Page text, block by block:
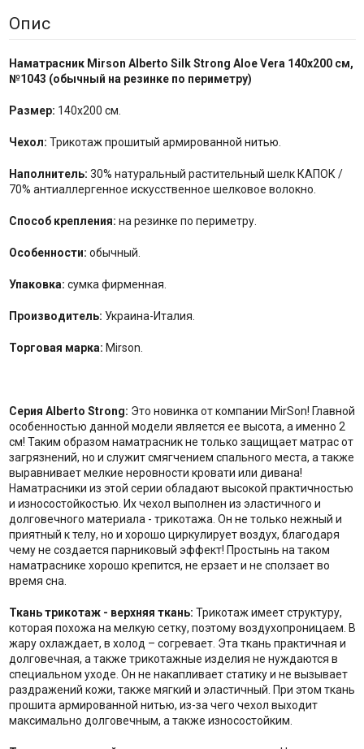
Опис
Наматрасник Mirson Alberto Silk Strong Aloe Vera 140x200 см,
№1043 (обычный на резинке по периметру)
Размер: 140x200 см.
Чехол: Трикотаж прошитый армированной нитью.
Наполнитель: 30% натуральный растительный шелк КАПОК /
70% антиаллергенное искусственное шелковое волокно.
Способ крепления: на резинке по периметру.
Особенности: обычный.
Упаковка: сумка фирменная.
Производитель: Украина-Италия.
Торговая марка: Mirson.
Серия Alberto Strong: Это новинка от компании MirSon! Главной
особенностью данной модели является ее высота, а именно 2
см! Таким образом наматрасник не только защищает матрас от
загрязнений, но и служит смягчением спального места, а также
выравнивает мелкие неровности кровати или дивана!
Наматрасники из этой серии обладают высокой практичностью
и износостойкостью. Их чехол выполнен из эластичного и
долговечного материала - трикотажа. Он не только нежный и
приятный к телу, но и хорошо циркулирует воздух, благодаря
чему не создается парниковый эффект! Простынь на таком
наматраснике хорошо крепится, не ерзает и не сползает во
время сна.
Ткань трикотаж - верхняя ткань: Трикотаж имеет структуру,
которая похожа на мелкую сетку, поэтому воздухопроницаем. В
жару охлаждает, в холод – согревает. Эта ткань практичная и
долговечная, а также трикотажные изделия не нуждаются в
специальном уходе. Он не накапливает статику и не вызывает
раздражений кожи, также мягкий и эластичный. При этом ткань
прошита армированной нитью, из-за чего чехол выходит
максимально долговечным, а также износостойким.